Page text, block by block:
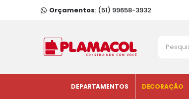
Orçamentos: (51) 99658-3932
DEPARTAMENTOS DECORAÇÃO